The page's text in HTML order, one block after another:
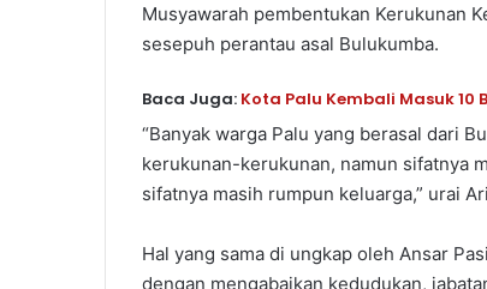
Musyawarah pembentukan Kerukunan
sesepuh perantau asal Bulukumba.
Baca Juga: Kota Palu Kembali Masuk 10
“Banyak warga Palu yang berasal dari
kerukunan-kerukunan, namun sifatnya
sifatnya masih rumpun keluarga,” urai
Hal yang sama di ungkap oleh Ansar
dengan mengabaikan kedudukan,